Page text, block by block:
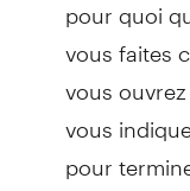
vous faites
vous
vous
pour